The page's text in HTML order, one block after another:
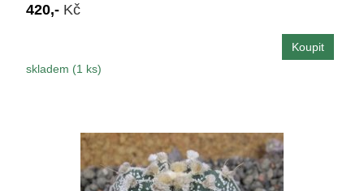
420,- Kč
skladem (1 ks)